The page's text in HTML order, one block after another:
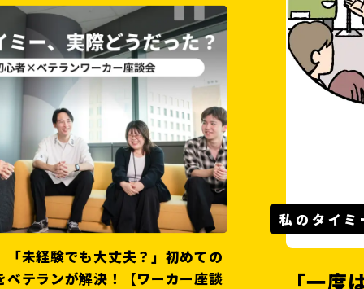
私のタイミー生活
「一度は働くことを諦めた」娘の介護に向きあう
つけた、自分を理解してくれる場所。誰かを支える